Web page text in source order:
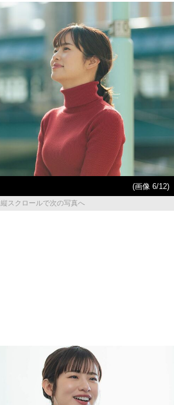
(画像 6/12)
縦スクロールで次の写真へ